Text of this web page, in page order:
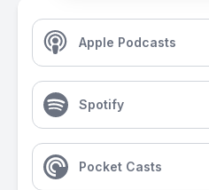
Apple Podcasts
Spotify
Pocket Casts